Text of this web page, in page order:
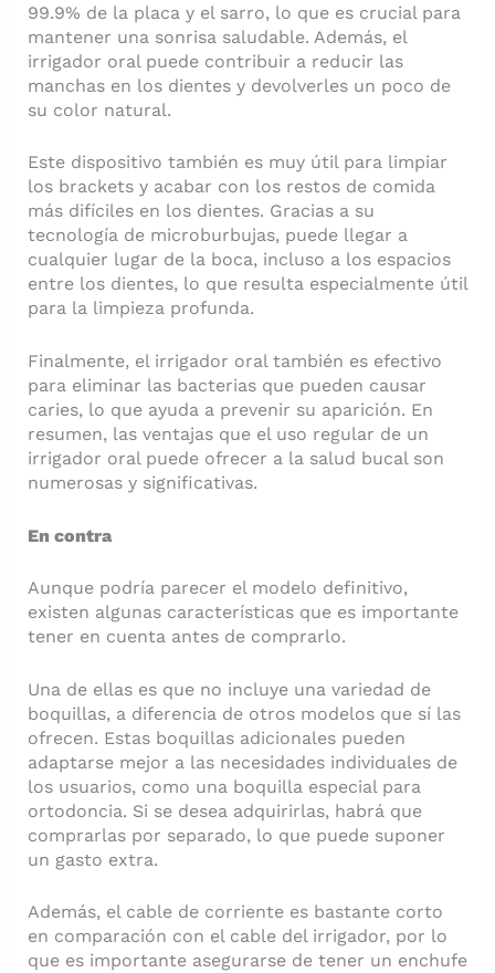
99.9% de la placa y el sarro, lo que es crucial para
mantener una sonrisa saludable. Además, el
irrigador oral puede contribuir a reducir las
manchas en los dientes y devolverles un poco de
su color natural.
Este dispositivo también es muy útil para limpiar
los brackets y acabar con los restos de comida
más difíciles en los dientes. Gracias a su
tecnología de microburbujas, puede llegar a
cualquier lugar de la boca, incluso a los espacios
entre los dientes, lo que resulta especialmente útil
para la limpieza profunda.
Finalmente, el irrigador oral también es efectivo
para eliminar las bacterias que pueden causar
caries, lo que ayuda a prevenir su aparición. En
resumen, las ventajas que el uso regular de un
irrigador oral puede ofrecer a la salud bucal son
numerosas y significativas.
En contra
Aunque podría parecer el modelo definitivo,
existen algunas características que es importante
tener en cuenta antes de comprarlo.
Una de ellas es que no incluye una variedad de
boquillas, a diferencia de otros modelos que sí las
ofrecen. Estas boquillas adicionales pueden
adaptarse mejor a las necesidades individuales de
los usuarios, como una boquilla especial para
ortodoncia. Si se desea adquirirlas, habrá que
comprarlas por separado, lo que puede suponer
un gasto extra.
Además, el cable de corriente es bastante corto
en comparación con el cable del irrigador, por lo
que es importante asegurarse de tener un enchufe